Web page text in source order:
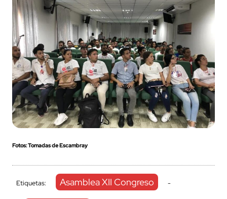
Fotos: Tomadas de Escambray
Etiquetas: Asamblea XII Congreso -